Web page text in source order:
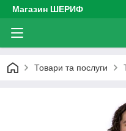
Магазин ШЕРИФ
Товари та послуги